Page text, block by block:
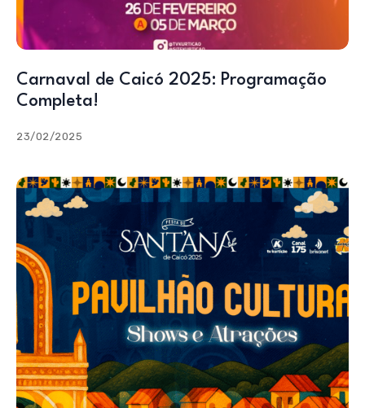
Carnaval de Caicó 2025: Programação
Completa!
23/02/2025